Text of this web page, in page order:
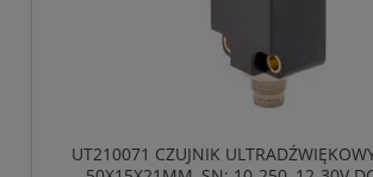
UT210071 CZUJNIK